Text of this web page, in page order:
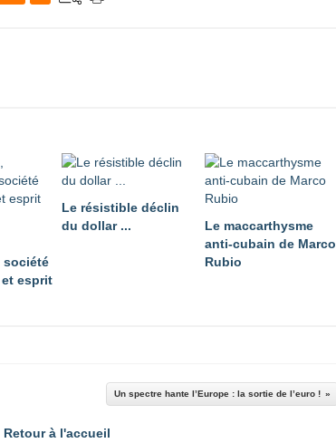
société
esprit
Le résistible déclin
du dollar ...
Le maccarthysme
anti-cubain de Marco
Rubio
Un spectre hante l’Europe : la sortie de l’euro !
Retour à l'accueil